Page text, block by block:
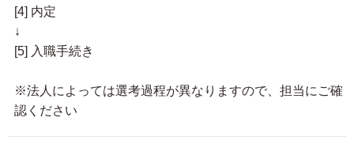
[4] 内定
↓
[5] 入職手続き
※法人によっては選考過程が異なりますので、担当にご確
認ください